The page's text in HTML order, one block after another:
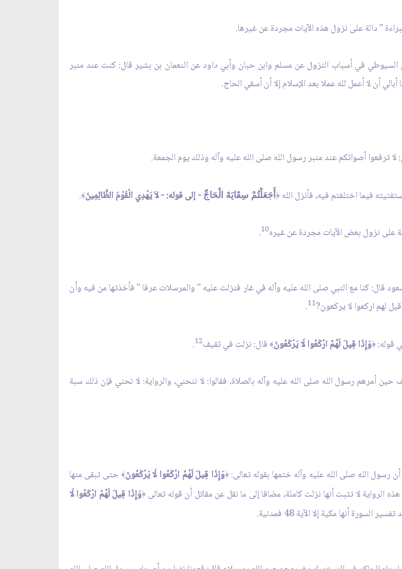
" دالة على نزول هذه الآيات مجردة عن غيرها.
السيوطي في أسباب النزول عن مسلم وابن حبان وأبي داود عن النعمان بن بشير قال: كنت عند منبر
أن لا أعمل لله عملا بعد الإسلام إلا أن أسقي الحاج.
ترفعوا أصواتكم عند منبر رسول الله صلى الله عليه وآله وذلك يوم الجمعة.
فيما اختلفتم فيه، فأنزل الله ﴿ أَجَعَلْتُمْ سِقَايَةَ الْحَاجِّ - إلى قوله: - لاَ يَهْدِي الْقَوْمَ الظَّالِمِينَ﴾.
على نزول بعض الآيات مجردة عن غيره10
.
قال: كنا مع النبي صلى الله عليه وآله في غار فنزلت عليه " والمرسلات عرفا " فأخذتها من فيه وأن
لهم اركعوا لا يركعون?11
.
قوله: ﴿وَإِذَا قِيلَ لَهُمُ ارْكَعُوا لَا يَرْكَعُونَ﴾قال: نزلت في ثقيف12
.
أمرهم رسول الله صلى الله عليه وآله بالصلاة، فقالوا: لا ننحني، والرواية: لا نحني فإن ذلك سبة
الله صلى الله عليه وآله ختمها بقوله تعالى:﴿وَإِذَا قِيلَ لَهُمُ ارْكَعُوا لَا يَرْكَعُونَ﴾ حتى تبقى منها
الرواية لا تثبت أنها نزلت كاملة، مضافا إلى ما نقل عن مقاتل أن قوله تعالى﴿وَإِذَا قِيلَ لَهُمُ ارْكَعُوا لَا
أنها مكية إلا الآية 48 فمدنية.